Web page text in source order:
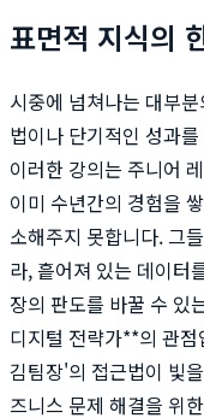
표면적 지식의
시중에 넘쳐나는 대부
법이나 단기적인 성과
이러한 강의는 주니어
이미 수년간의 경험을
소해주지 못합니다. 그
라, 흩어져 있는 데이터
장의 판도를 바꿀 수 있
디지털 전략가**의 관
김팀장'의 접근법이 빛
즈니스 문제 해결을 위